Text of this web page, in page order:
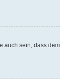
auch sein, dass